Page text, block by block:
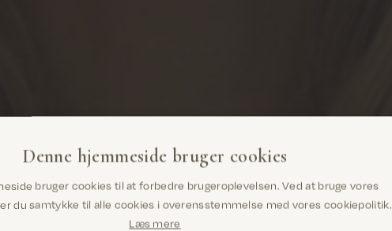
Er du det rigtige sted? Det ser ud til, at du
er i United States
Denne hjemmeside bruger cookies
bruger cookies til at forbedre brugeroplevelsen. Ved at bruge vores
du samtykke til alle cookies i overensstemmelse med vores cookiepolitik.
Læs mere